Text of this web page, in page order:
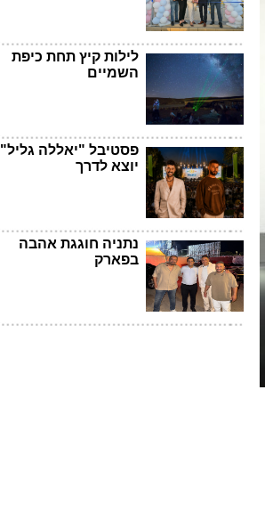
לילות קיץ תחת כיפת
השמיים
פסטיבל "יאללה גליל"
יוצא לדרך
נתניה חוגגת אהבה
בפארק